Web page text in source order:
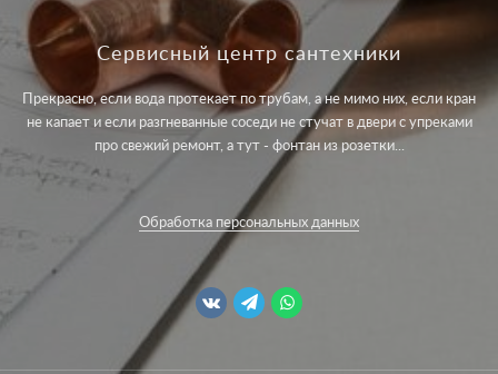
Сервисный центр сантехники
Прекрасно, если вода протекает по трубам, а не мимо них, если кран
не капает и если разгневанные соседи не стучат в двери с упреками
про свежий ремонт, а тут - фонтан из розетки...
Обработка персональных данных